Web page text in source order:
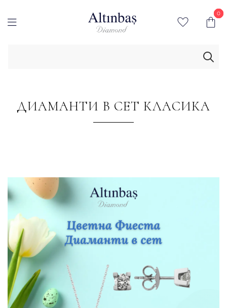
0
0
ДИАМАНТИ В СЕТ КЛАСИКА